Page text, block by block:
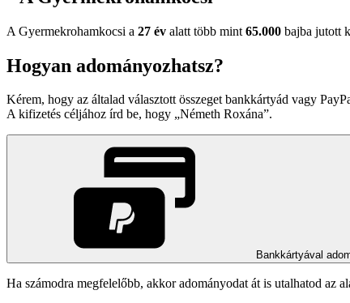
A Gyermekrohamkocsi a 27 év alatt több mint 65.000 bajba jutott
Hogyan adományozhatsz?
Kérem, hogy az általad választott összeget bankkártyád vagy
A kifizetés céljához írd be, hogy
Németh Roxána .
Bankkártyával
Ha számodra megfelelőbb, akkor adományodat át is utalhatod az